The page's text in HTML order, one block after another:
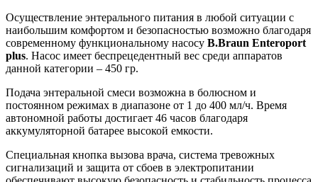
Осуществление энтерального питания в любой ситуации с
наибольшим комфортом и безопасностью возможно благодаря
современному функциональному насосу B.Braun Enteroport
plus. Насос имеет беспрецедентный вес среди аппаратов
данной категории – 450 гр.
Подача энтеральной смеси возможна в болюсном и
постоянном режимах в диапазоне от 1 до 400 мл/ч. Время
автономной работы достигает 46 часов благодаря
аккумуляторной батарее высокой емкости.
Специальная кнопка вызова врача, система тревожных
сигнализаций и защита от сбоев в электропитании